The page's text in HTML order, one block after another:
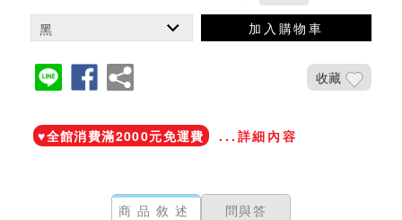
加入購物車
收藏
♥️全館消費滿2000元免運費 ...詳細內容
商品敘述 問與答